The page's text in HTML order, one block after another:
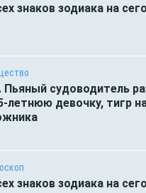
знаков зодиака на
Пьяный судоводитель
летнюю девочку, тигр
знаков зодиака на